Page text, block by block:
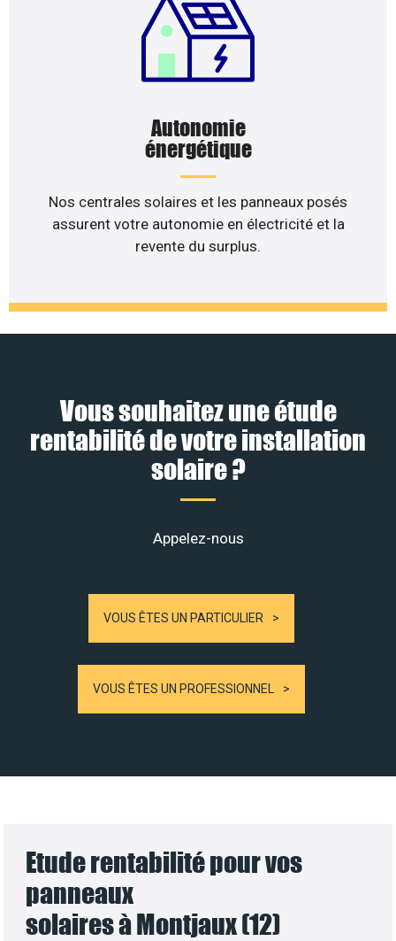
Autonomie
énergétique
Nos centrales solaires et les panneaux posés
assurent votre autonomie en électricité et la
revente du surplus.
Vous souhaitez une étude
rentabilité de votre installation
solaire ?
Appelez-nous
VOUS ÊTES UN PARTICULIER
VOUS ÊTES UN PROFESSIONNEL
Etude rentabilité pour vos
panneaux
solaires à Montjaux (12)